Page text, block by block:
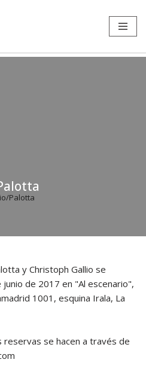
Palotta
y Christoph Gallio se
de 2017 en "Al escenario",
1001, esquina Irala, La
reservas se hacen a través de